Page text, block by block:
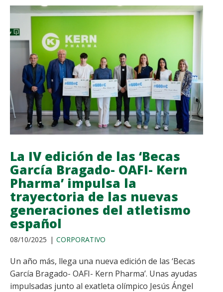
FOMENT
DE
TERRASSA
EN
UNA
FORMACIÓN
SOBRE
PRODUCTOS
FARMACÉUTICOS
PARA
IMPULSAR
INSERCIÓN
LABORAL
La IV edición de las ‘Becas
García Bragado- OAFI- Kern
Pharma’ impulsa la
trayectoria de las nuevas
generaciones del atletismo
español
08/10/2025 CORPORATIVO
Un año más, llega una nueva edición de las ‘Becas
García Bragado- OAFI- Kern Pharma’. Unas ayudas
impulsadas junto al exatleta olímpico Jesús Ángel